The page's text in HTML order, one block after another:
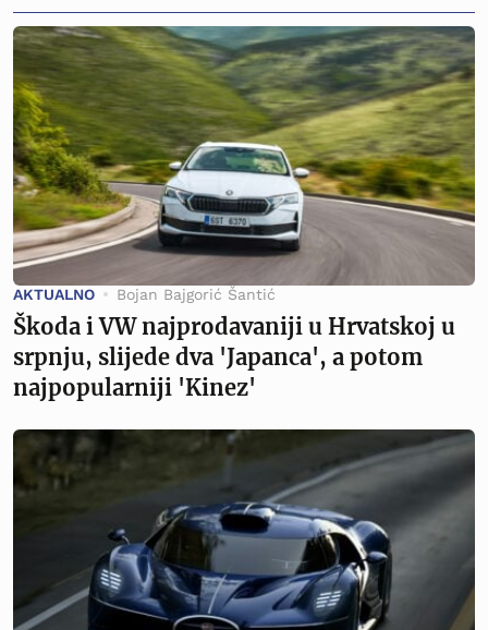
AKTUALNO Bojan Bajgorić Šantić
Škoda i VW najprodavaniji u Hrvatskoj u
srpnju, slijede dva 'Japanca', a potom
najpopularniji 'Kinez'